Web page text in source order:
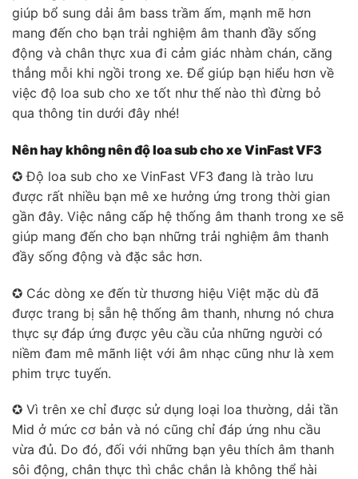
giúp bổ sung dải âm bass trầm ấm, mạnh mẽ hơn
mang đến cho bạn trải nghiệm âm thanh đầy sống
động và chân thực xua đi cảm giác nhàm chán, căng
thẳng mỗi khi ngồi trong xe. Để giúp bạn hiểu hơn về
việc độ loa sub cho xe tốt như thế nào thì đừng bỏ
qua thông tin dưới đây nhé!
Nên hay không nên độ loa sub cho xe VinFast VF3
✪ Độ loa sub cho xe VinFast VF3 đang là trào lưu
được rất nhiều bạn mê xe hưởng ứng trong thời gian
gần đây. Việc nâng cấp hệ thống âm thanh trong xe sẽ
giúp mang đến cho bạn những trải nghiệm âm thanh
đầy sống động và đặc sắc hơn.
✪ Các dòng xe đến từ thương hiệu Việt mặc dù đã
được trang bị sẵn hệ thống âm thanh, nhưng nó chưa
thực sự đáp ứng được yêu cầu của những người có
niềm đam mê mãnh liệt với âm nhạc cũng như là xem
phim trực tuyến.
✪ Vì trên xe chỉ được sử dụng loại loa thường, dải tần
Mid ở mức cơ bản và nó cũng chỉ đáp ứng nhu cầu
vừa đủ. Do đó, đối với những bạn yêu thích âm thanh
sôi động, chân thực thì chắc chắn là không thể hài